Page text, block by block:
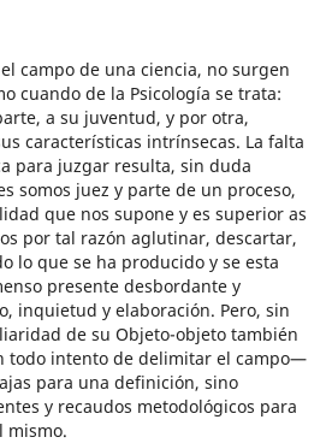
campo de una ciencia, no surgen
cuando de la Psicología se trata:
a su juventud, y por otra,
características intrínsecas. La falta
para juzgar resulta, sin duda
somos juez y parte de un proceso,
que nos supone y es superior as
por tal razón aglutinar, descartar,
lo que se ha producido y se esta
presente desbordante y
inquietud y elaboración. Pero, sin
de su Objeto-objeto también
todo intento de delimitar el campo—
para una definición, sino
y recaudos metodológicos para
mismo.